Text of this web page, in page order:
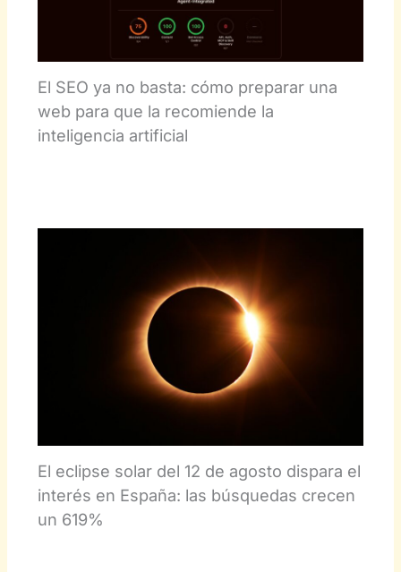
El SEO ya no basta: cómo preparar una
web para que la recomiende la
inteligencia artificial
El eclipse solar del 12 de agosto dispara el
interés en España: las búsquedas crecen
un 619%